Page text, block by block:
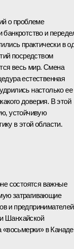
о проблеме
и
практически в
посредством
весь мир. Смена
естественная
настолько ее
доверия. В этой
устойчивую
в этой области.
состоятся важные
затрагивающие
и
Шанхайской
«восьмерки» в